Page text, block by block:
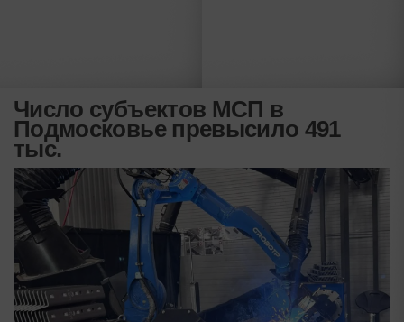
Число субъектов МСП в
Подмосковье превысило 491
тыс.